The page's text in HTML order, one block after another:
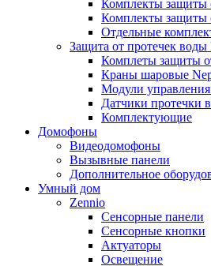
Комплекты защиты
Комплекты защиты
Отдельные
Защита от протечек
Комплеты защиты
Краны шаровые
Модули
Датчики протечки
Комплектующие
Домофоны
Видеодомофоны
Вызывные панели
Дополнительное
Умный дом
Zennio
Сенсорные панели
Сенсорные кнопки
Актуаторы
Освещение